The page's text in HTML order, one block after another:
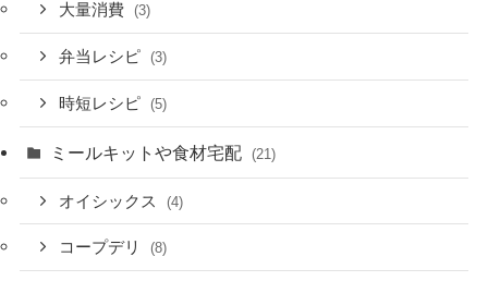
大量消費 (3)
弁当レシピ (3)
時短レシピ (5)
ミールキットや食材宅配 (21)
オイシックス (4)
コープデリ (8)